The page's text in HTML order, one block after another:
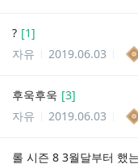
? [1]
자유
2019.06.03
후욱후욱 [3]
자유
2019.06.03
롤 시즌 8 3월달부터 했